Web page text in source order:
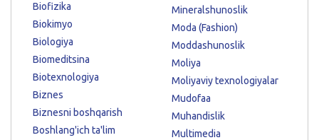
Biofizika
Biokimyo
Biologiya
Biomeditsina
Biotexnologiya
Biznes
Biznesni boshqarish
Boshlang'ich ta'lim
Mineralshunoslik
Moda (Fashion)
Moddashunoslik
Moliya
Moliyaviy texnologiyalar
Mudofaa
Muhandislik
Multimedia